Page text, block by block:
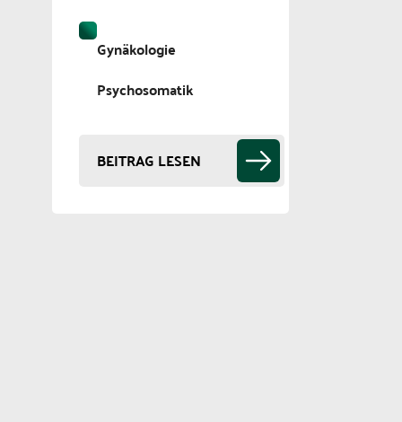
Gynäkologie
Psychosomatik
BEITRAG LESEN